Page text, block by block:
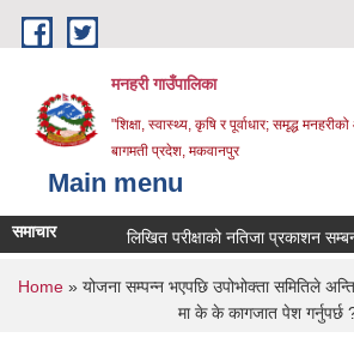
Skip to main content
मनहरी गाउँपालिका
"शिक्षा, स्वास्थ्य, कृषि र पूर्वाधार; समृद्ध
बागमती प्रदेश, मकवानपुर
Main menu
समाचार लिखित परीक्षाको नतिजा प्रकाशन सम्बन्धी
You are here
Home» योजना सम्पन्न भएपछि उपोभोक्ता समितिले
मा के के कागजात पेश गर्नुपर्छ